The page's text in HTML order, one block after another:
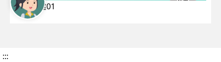
災後重建01
:::